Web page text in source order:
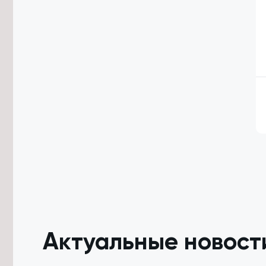
7/08/2026 в 08:46
Актуальные